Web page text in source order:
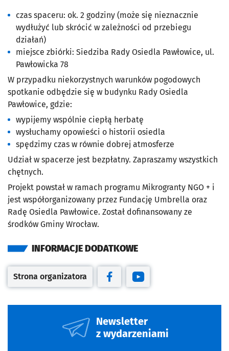
czas spaceru: ok. 2 godziny (może się nieznacznie
wydłużyć lub skrócić w zależności od przebiegu
działań)
miejsce zbiórki: Siedziba Rady Osiedla Pawłowice, ul.
Pawłowicka 78
W przypadku niekorzystnych warunków pogodowych
spotkanie odbędzie się w budynku Rady Osiedla
Pawłowice, gdzie:
wypijemy wspólnie ciepłą herbatę
wysłuchamy opowieści o historii osiedla
spędzimy czas w równie dobrej atmosferze
Udział w spacerze jest bezpłatny. Zapraszamy wszystkich
chętnych.
Projekt powstał w ramach programu Mikrogranty NGO + i
jest współorganizowany przez Fundację Umbrella oraz
Radę Osiedla Pawłowice. Został dofinansowany ze
środków Gminy Wrocław.
INFORMACJE DODATKOWE
Otwiera się w nowej karcie
Strona organizatora
Otwiera się w nowej karcie
Otwiera się w nowej
Newsletter
z wydarzeniami